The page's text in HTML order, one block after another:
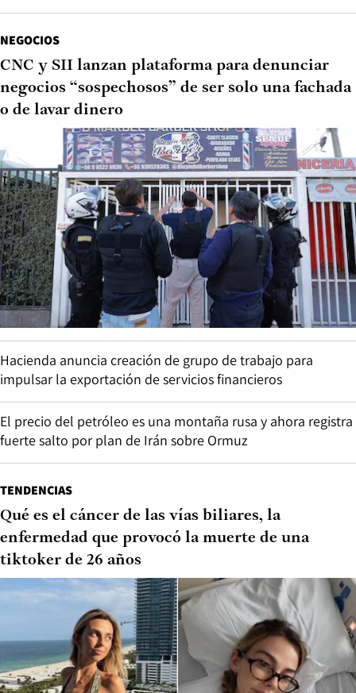
NEGOCIOS
CNC y SII lanzan plataforma para denunciar
negocios “sospechosos” de ser solo una fachada
o de lavar dinero
Hacienda anuncia creación de grupo de trabajo para
impulsar la exportación de servicios financieros
El precio del petróleo es una montaña rusa y ahora registra
fuerte salto por plan de Irán sobre Ormuz
TENDENCIAS
Qué es el cáncer de las vías biliares, la
enfermedad que provocó la muerte de una
tiktoker de 26 años